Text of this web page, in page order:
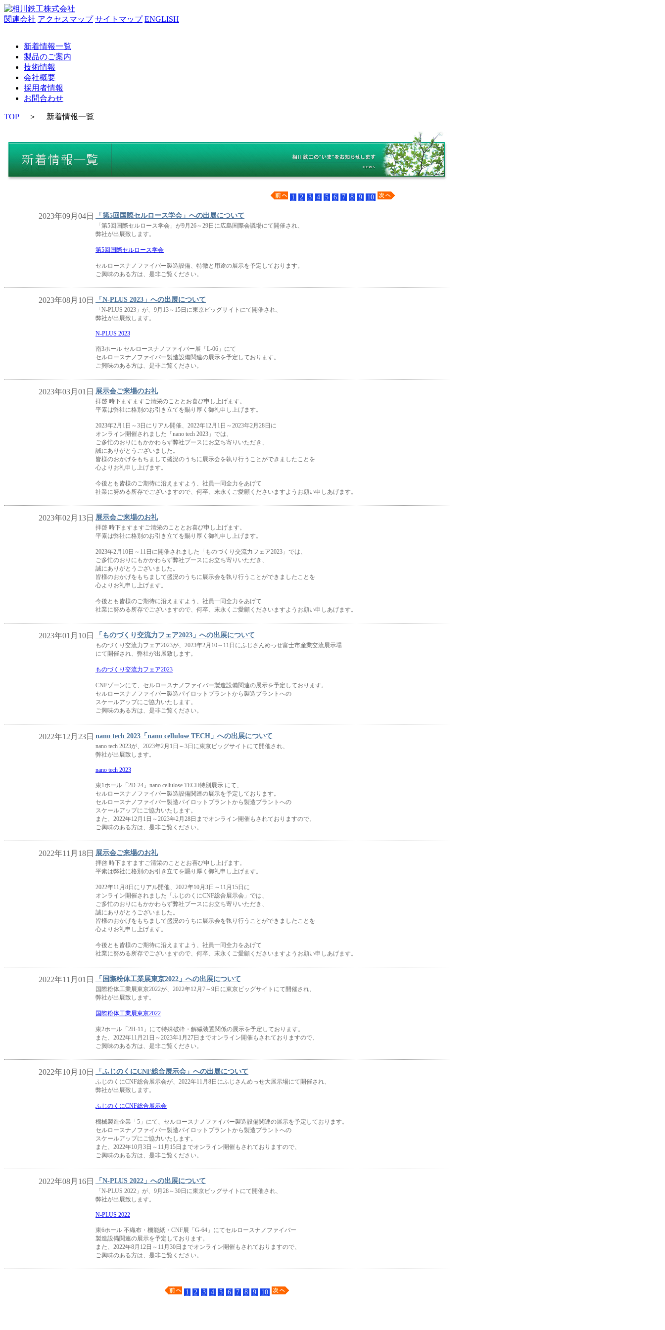
関連会社 アクセスマップ サイトマップ ENGLISH
新着情報一覧
製品のご案内
技術情報
会社概要
採用者情報
お問合わせ
TOP＞ 新着情報一覧
1 2 3 4 5 6 7 8 9 10
2023年09月04日 「第5回国際セルロース学会」への出展について
「第5回国際セルロース学会」が9月26～29日に広島国際会議場にて開催され、
弊社が出展致します。
第5回国際セルロース学会
セルロースナノファイバー製造設備、特徴と用途の展示を予定しております。
ご興味のある方は、是非ご覧ください。
2023年08月10日 「N-PLUS 2023」への出展について
「N-PLUS 2023」が、9月13～15日に東京ビッグサイトにて開催され、
弊社が出展致します。
N-PLUS 2023
南3ホール セルロースナノファイバー展「L-06」にて
セルロースナノファイバー製造設備関連の展示を予定しております。
ご興味のある方は、是非ご覧ください。
2023年03月01日 展示会ご来場のお礼
拝啓 時下ますますご清栄のこととお喜び申し上げます。
平素は弊社に格別のお引き立てを賜り厚く御礼申し上げます。
2023年2月1日～3日にリアル開催、2022年12月1日～2023年2月28日に
オンライン開催されました「nano tech 2023」では、
ご多忙のおりにもかかわらず弊社ブースにお立ち寄りいただき、
誠にありがとうございました。
皆様のおかげをもちまして盛況のうちに展示会を執り行うことができましたことを
心よりお礼申し上げます。
今後とも皆様のご期待に沿えますよう、社員一同全力をあげて
社業に努める所存でございますので、何卒、末永くご愛顧くださいますようお願い申しあげます。
2023年02月13日 展示会ご来場のお礼
拝啓 時下ますますご清栄のこととお喜び申し上げます。
平素は弊社に格別のお引き立てを賜り厚く御礼申し上げます。
2023年2月10日～11日に開催されました「ものづくり交流力フェア2023」では、
ご多忙のおりにもかかわらず弊社ブースにお立ち寄りいただき、
誠にありがとうございました。
皆様のおかげをもちまして盛況のうちに展示会を執り行うことができましたことを
心よりお礼申し上げます。
今後とも皆様のご期待に沿えますよう、社員一同全力をあげて
社業に努める所存でございますので、何卒、末永くご愛顧くださいますようお願い申しあげます。
2023年01月10日 「ものづくり交流力フェア2023」への出展について
ものづくり交流力フェア2023が、2023年2月10～11日にふじさんめっせ富士市産業交流展示場
にて開催され、弊社が出展致します。
ものづくり交流力フェア2023
CNFゾーンにて、セルロースナノファイバー製造設備関連の展示を予定しております。
セルロースナノファイバー製造パイロットプラントから製造プラントへの
スケールアップにご協力いたします。
ご興味のある方は、是非ご覧ください。
2022年12月23日 nano tech 2023「nano cellulose TECH」への出展について
nano tech 2023が、2023年2月1日～3日に東京ビッグサイトにて開催され、
弊社が出展致します。
nano tech 2023
東1ホール「2D-24」nano cellulose TECH特別展示 にて、
セルロースナノファイバー製造設備関連の展示を予定しております。
セルロースナノファイバー製造パイロットプラントから製造プラントへの
スケールアップにご協力いたします。
また、2022年12月1日～2023年2月28日までオンライン開催もされておりますので、
ご興味のある方は、是非ご覧ください。
2022年11月18日 展示会ご来場のお礼
拝啓 時下ますますご清栄のこととお喜び申し上げます。
平素は弊社に格別のお引き立てを賜り厚く御礼申し上げます。
2022年11月8日にリアル開催、2022年10月3日～11月15日に
オンライン開催されました「ふじのくにCNF総合展示会」では、
ご多忙のおりにもかかわらず弊社ブースにお立ち寄りいただき、
誠にありがとうございました。
皆様のおかげをもちまして盛況のうちに展示会を執り行うことができましたことを
心よりお礼申し上げます。
今後とも皆様のご期待に沿えますよう、社員一同全力をあげて
社業に努める所存でございますので、何卒、末永くご愛顧くださいますようお願い申しあげます。
2022年11月01日 「国際粉体工業展東京2022」への出展について
国際粉体工業展東京2022が、2022年12月7～9日に東京ビッグサイトにて開催され、
弊社が出展致します。
国際粉体工業展東京2022
東2ホール「2H-11」にて特殊破砕・解繊装置関係の展示を予定しております。
また、2022年11月21日～2023年1月27日までオンライン開催もされておりますので、
ご興味のある方は、是非ご覧ください。
2022年10月10日 「ふじのくにCNF総合展示会」への出展について
ふじのくにCNF総合展示会が、2022年11月8日にふじさんめっせ大展示場にて開催され、
弊社が出展致します。
ふじのくにCNF総合展示会
機械製造企業「5」にて、セルロースナノファイバー製造設備関連の展示を予定しております。
セルロースナノファイバー製造パイロットプラントから製造プラントへの
スケールアップにご協力いたします。
また、2022年10月3日～11月15日までオンライン開催もされておりますので、
ご興味のある方は、是非ご覧ください。
2022年08月16日 「N-PLUS 2022」への出展について
「N-PLUS 2022」が、9月28～30日に東京ビッグサイトにて開催され、
弊社が出展致します。
N-PLUS 2022
東6ホール 不織布・機能紙・CNF展「G-64」にてセルロースナノファイバー
製造設備関連の展示を予定しております。
また、2022年8月12日～11月30日までオンライン開催もされておりますので、
ご興味のある方は、是非ご覧ください。
1 2 3 4 5 6 7 8 9 10